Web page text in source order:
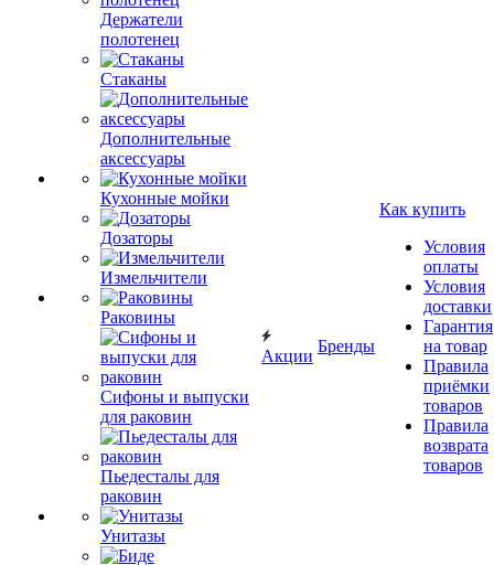
Держатели
полотенец
Стаканы
Дополнительные
аксессуары
Кухонные мойки
Дозаторы
Измельчители
Раковины
Сифоны и выпуски
для раковин
Пьедесталы для
раковин
Унитазы
Акции
Бренды
Как купить
Условия
оплаты
Условия
доставки
Гарантия
на товар
Правила
приёмки
товаров
Правила
возврата
товаров